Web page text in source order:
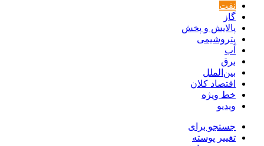
نفت
گاز
پالایش و پخش
پتروشیمی
آب
برق
بین‌الملل
اقتصاد کلان
خط ویژه
ویدیو
جستجو برای
تغییر پوسته